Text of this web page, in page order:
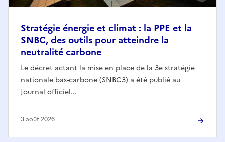
Stratégie énergie et climat : la PPE et la
SNBC, des outils pour atteindre la
neutralité carbone
Le décret actant la mise en place de la 3e stratégie
nationale bas-carbone (SNBC3) a été publié au
Journal officiel...
3 août 2026